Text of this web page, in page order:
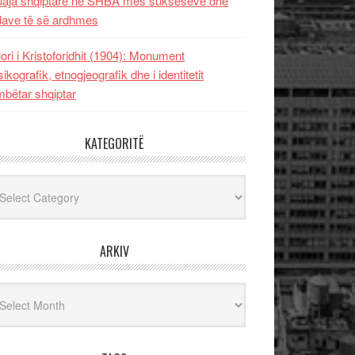
të së ardhmes
i Kristoforidhit (1904): Monument
etnogjeografik dhe i identitetit
shqiptar
KATEGORITË
ARKIV